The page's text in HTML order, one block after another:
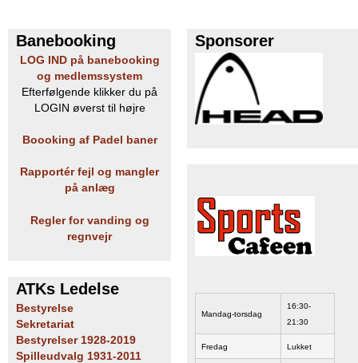
Banebooking
LOG IND på banebooking
og medlemssystem
Efterfølgende klikker du på
LOGIN øverst til højre
Boooking af Padel baner
Rapportér fejl og mangler
på anlæg
Regler for vanding og
regnvejr
ATKs Ledelse
Bestyrelse
Sekretariat
Bestyrelser 1928-2019
Spilleudvalg 1931-2011
Sponsorer
Mandag-torsdag
16:30-
21:30
Fredag Lukket